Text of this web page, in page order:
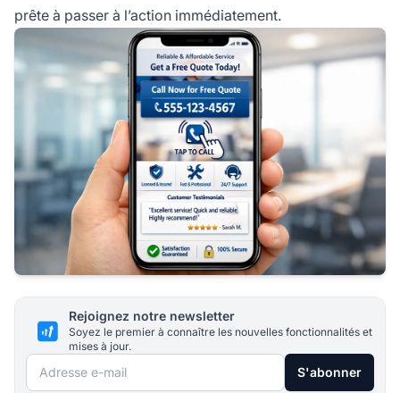
prête à passer à l’action immédiatement.
Rejoignez notre newsletter
Soyez le premier à connaître les nouvelles fonctionnalités et
mises à jour.
Adresse e-mail S'abonner